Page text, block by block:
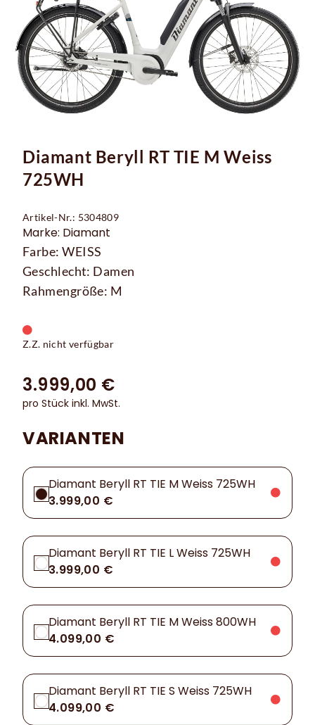
Diamant Beryll RT TIE M Weiss
725WH
Artikel-Nr.: 5304809
Marke: Diamant
Farbe: WEISS
Geschlecht: Damen
Rahmengröße: M
Z.Z. nicht verfügbar
3.999,00 €
pro Stück inkl. MwSt.
VARIANTEN
Diamant Beryll RT TIE M Weiss 725WH
3.999,00 €
Diamant Beryll RT TIE L Weiss 725WH
3.999,00 €
Diamant Beryll RT TIE M Weiss 800WH
4.099,00 €
Diamant Beryll RT TIE S Weiss 725WH
4.099,00 €